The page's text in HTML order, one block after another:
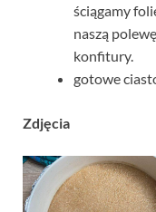
ściągamy
naszą
konfitury.
gotowe
Zdjęcia